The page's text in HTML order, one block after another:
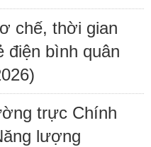
chế, thời gian
điện bình quân
trực Chính
lượng